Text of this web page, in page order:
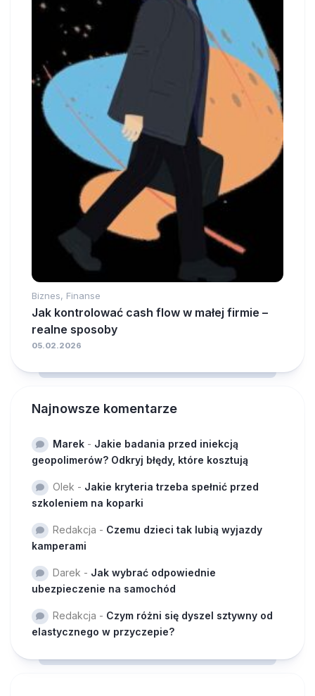
Biznes, Finanse
Jak kontrolować cash flow w małej firmie –
realne sposoby
05.02.2026
Najnowsze komentarze
Marek - Jakie badania przed iniekcją
geopolimerów? Odkryj błędy, które kosztują
Olek - Jakie kryteria trzeba spełnić przed
szkoleniem na koparki
Redakcja - Czemu dzieci tak lubią wyjazdy
kamperami
Darek - Jak wybrać odpowiednie
ubezpieczenie na samochód
Redakcja - Czym różni się dyszel sztywny od
elastycznego w przyczepie?